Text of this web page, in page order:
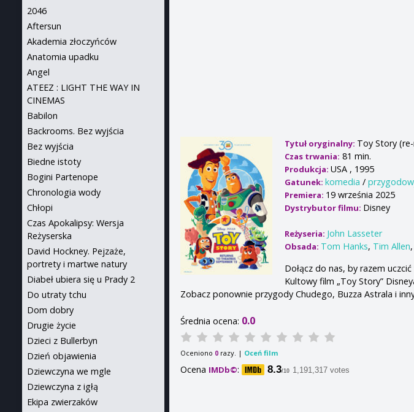
Tytuł oryginalny: Toy Story
Czas trwania: 81 min.
Produkcja:USA , 1995
Gatunek:komedia /
Premiera: 19 września 2025
Dystrybutor filmu: Disney
Reżyseria: John Lasseter
Obsada: Tom Hanks, Tim Allen,
Dołącz do nas, by razem
Kultowy film „Toy Story”
Zobacz ponownie przygody Chudego, Buzza Astrala i
Średnia ocena: 0.0
Oceniono 0 razy. | Oceń film
Ocena IMDb©: 8.3/10 1,191,317 votes
2046
Aftersun
Akademia złoczyńców
Anatomia upadku
Angel
ATEEZ : LIGHT THE WAY IN
CINEMAS
Babilon
Backrooms. Bez wyjścia
Bez wyjścia
Biedne istoty
Bogini Partenope
Chronologia wody
Chłopi
Czas Apokalipsy: Wersja
Reżyserska
David Hockney. Pejzaże,
portrety i martwe natury
Diabeł ubiera się u Prady 2
Do utraty tchu
Dom dobry
Drugie życie
Dzieci z Bullerbyn
Dzień objawienia
Dziewczyna we mgle
Dziewczyna z igłą
Ekipa zwierzaków